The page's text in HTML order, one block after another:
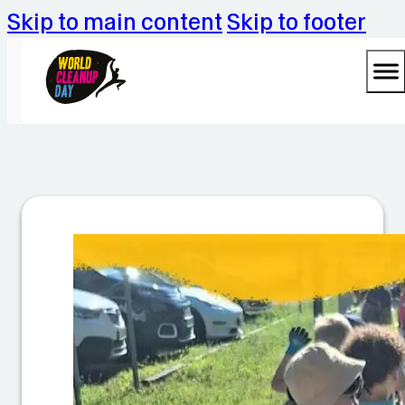
Skip to main content Skip to footer
ül
l
s
m